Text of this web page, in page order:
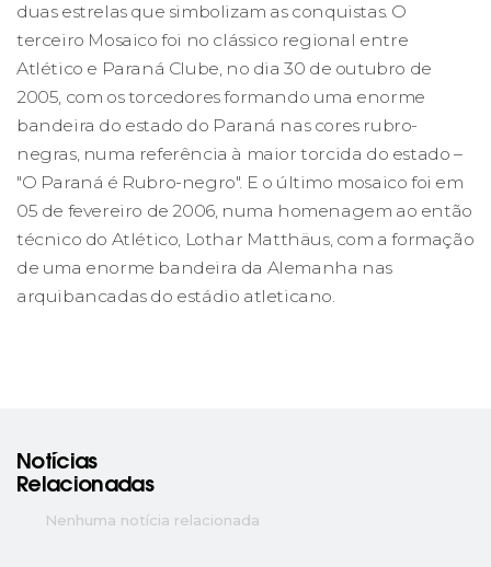
duas estrelas que simbolizam as conquistas. O
terceiro Mosaico foi no clássico regional entre
Atlético e Paraná Clube, no dia 30 de outubro de
2005, com os torcedores formando uma enorme
bandeira do estado do Paraná nas cores rubro-
negras, numa referência à maior torcida do estado –
"O Paraná é Rubro-negro". E o último mosaico foi em
05 de fevereiro de 2006, numa homenagem ao então
técnico do Atlético, Lothar Matthäus, com a formação
de uma enorme bandeira da Alemanha nas
arquibancadas do estádio atleticano.
Notícias
Relacionadas
Nenhuma notícia relacionada